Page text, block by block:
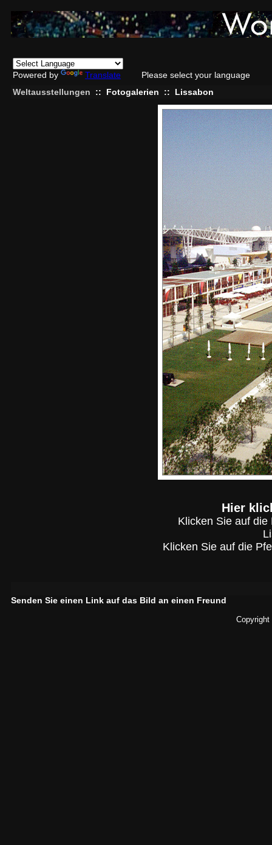
Powered by Translate
Please select your language
Weltausstellungen
:: Fotogalerien :: Lissabon
Hier
Klicken Sie auf
Klicken Sie auf die
Senden Sie einen Link auf das Bild an einen Freund